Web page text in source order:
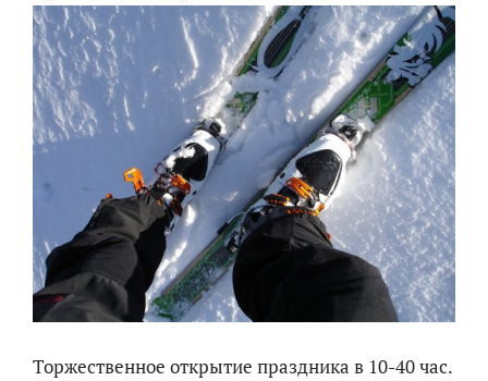
Торжественное открытие праздника в 10-40 час.